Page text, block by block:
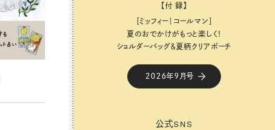
【付 録】
［ミッフィー｜コールマン］
夏のおでかけがもっと楽しく！
ショルダーバッグ&夏柄クリアポーチ
2026年9月号
公式SNS